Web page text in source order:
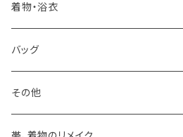
河合美術織物 訪問着に合わせる袋帯
訪問着に合わせるフォーマル帯
３万円台♪高見え袋帯・名古屋帯
- 袋帯・洒落袋帯
- 名古屋帯
八寸名古屋帯 (松葉仕立て)
- オールシーズン帯
-おびやオリジナル
着物・浴衣
バッグ
-おびやオリジナル
その他